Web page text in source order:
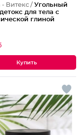
- Витекс / Угольный
для тела с
глиной